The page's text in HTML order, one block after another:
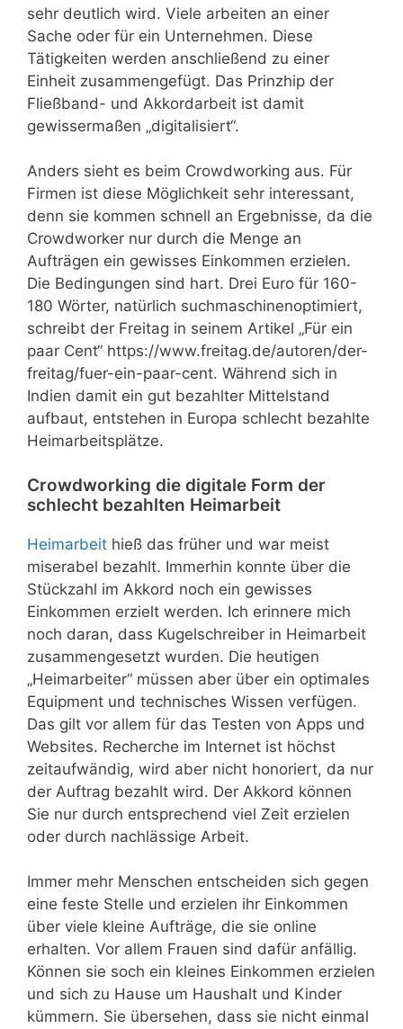
sehr deutlich wird. Viele arbeiten an einer
Sache oder für ein Unternehmen. Diese
Tätigkeiten werden anschließend zu einer
Einheit zusammengefügt. Das Prinzhip der
Fließband- und Akkordarbeit ist damit
gewissermaßen „digitalisiert“.
Anders sieht es beim Crowdworking aus. Für
Firmen ist diese Möglichkeit sehr interessant,
denn sie kommen schnell an Ergebnisse, da die
Crowdworker nur durch die Menge an
Aufträgen ein gewisses Einkommen erzielen.
Die Bedingungen sind hart. Drei Euro für 160-
180 Wörter, natürlich suchmaschinenoptimiert,
schreibt der Freitag in seinem Artikel „Für ein
paar Cent“ https://www.freitag.de/autoren/der-
freitag/fuer-ein-paar-cent. Während sich in
Indien damit ein gut bezahlter Mittelstand
aufbaut, entstehen in Europa schlecht bezahlte
Heimarbeitsplätze.
Crowdworking die digitale Form der
schlecht bezahlten Heimarbeit
Heimarbeit hieß das früher und war meist
miserabel bezahlt. Immerhin konnte über die
Stückzahl im Akkord noch ein gewisses
Einkommen erzielt werden. Ich erinnere mich
noch daran, dass Kugelschreiber in Heimarbeit
zusammengesetzt wurden. Die heutigen
„Heimarbeiter“ müssen aber über ein optimales
Equipment und technisches Wissen verfügen.
Das gilt vor allem für das Testen von Apps und
Websites. Recherche im Internet ist höchst
zeitaufwändig, wird aber nicht honoriert, da nur
der Auftrag bezahlt wird. Der Akkord können
Sie nur durch entsprechend viel Zeit erzielen
oder durch nachlässige Arbeit.
Immer mehr Menschen entscheiden sich gegen
eine feste Stelle und erzielen ihr Einkommen
über viele kleine Aufträge, die sie online
erhalten. Vor allem Frauen sind dafür anfällig.
Können sie soch ein kleines Einkommen erzielen
und sich zu Hause um Haushalt und Kinder
kümmern. Sie übersehen, dass sie nicht einmal